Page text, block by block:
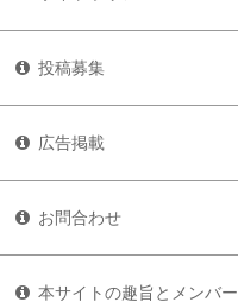
投稿募集
広告掲載
お問合わせ
本サイトの趣旨とメンバー